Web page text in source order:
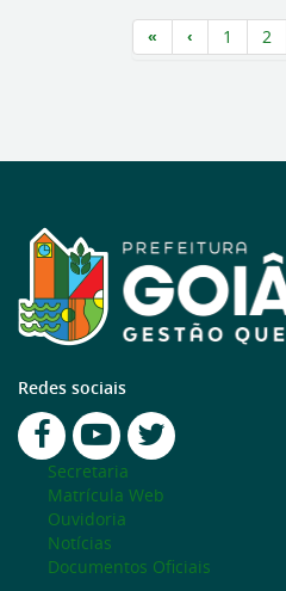
1 2
Redes sociais
Secretaria
Matrícula Web
Ouvidoria
Notícias
Documentos Oficiais